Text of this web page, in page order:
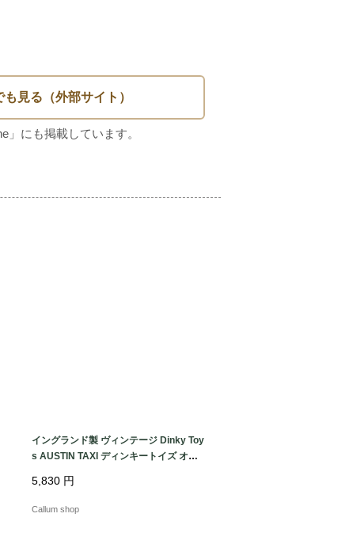
イングランド製 ヴィンテージ Dinky Toy
s AUSTIN TAXI ディンキートイズ オー
260731 ig4992
5,830 円
Callum shop